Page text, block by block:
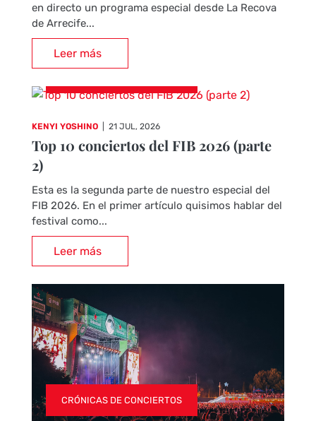
en directo un programa especial desde La Recova
de Arrecife...
Leer más
KENYI YOSHINO 21 JUL, 2026
Top 10 conciertos del FIB 2026 (parte
2)
Esta es la segunda parte de nuestro especial del
FIB 2026. En el primer artículo quisimos hablar del
festival como...
Leer más
CRÓNICAS DE CONCIERTOS